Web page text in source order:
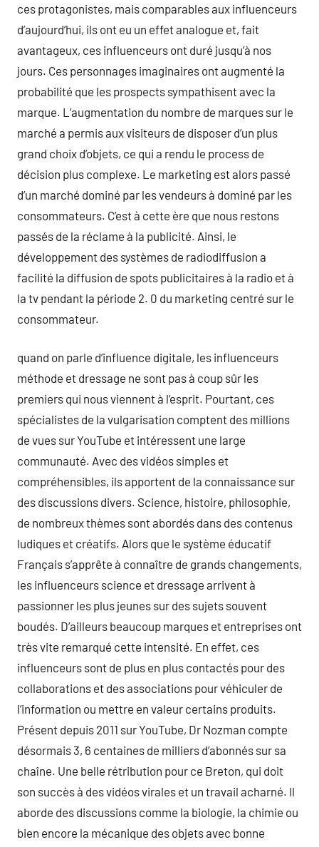
ces protagonistes, mais comparables aux influenceurs
d’aujourd’hui, ils ont eu un effet analogue et, fait
avantageux, ces influenceurs ont duré jusqu’à nos
jours. Ces personnages imaginaires ont augmenté la
probabilité que les prospects sympathisent avec la
marque. L’augmentation du nombre de marques sur le
marché a permis aux visiteurs de disposer d’un plus
grand choix d’objets, ce qui a rendu le process de
décision plus complexe. Le marketing est alors passé
d’un marché dominé par les vendeurs à dominé par les
consommateurs. C’est à cette ère que nous restons
passés de la réclame à la publicité. Ainsi, le
développement des systèmes de radiodiffusion a
facilité la diffusion de spots publicitaires à la radio et à
la tv pendant la période 2. 0 du marketing centré sur le
consommateur.
quand on parle d’influence digitale, les influenceurs
méthode et dressage ne sont pas à coup sûr les
premiers qui nous viennent à l’esprit. Pourtant, ces
spécialistes de la vulgarisation comptent des millions
de vues sur YouTube et intéressent une large
communauté. Avec des vidéos simples et
compréhensibles, ils apportent de la connaissance sur
des discussions divers. Science, histoire, philosophie,
de nombreux thèmes sont abordés dans des contenus
ludiques et créatifs. Alors que le système éducatif
Français s’apprête à connaître de grands changements,
les influenceurs science et dressage arrivent à
passionner les plus jeunes sur des sujets souvent
boudés. D’ailleurs beaucoup marques et entreprises ont
très vite remarqué cette intensité. En effet, ces
influenceurs sont de plus en plus contactés pour des
collaborations et des associations pour véhiculer de
l’information ou mettre en valeur certains produits.
Présent depuis 2011 sur YouTube, Dr Nozman compte
désormais 3, 6 centaines de milliers d’abonnés sur sa
chaîne. Une belle rétribution pour ce Breton, qui doit
son succès à des vidéos virales et un travail acharné. Il
aborde des discussions comme la biologie, la chimie ou
bien encore la mécanique des objets avec bonne